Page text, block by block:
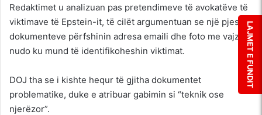
Redaktimet u analizuan pas pretendimeve të avokatëve të
viktimave të Epstein-it, të cilët argumentuan se një pjesë e
dokumenteve përfshinin adresa emaili dhe foto me vajza
nudo ku mund të identifikoheshin viktimat.
DOJ tha se i kishte hequr të gjitha dokumentet
problematike, duke e atribuar gabimin si “teknik ose
njerëzor”.
LAJMET E FUNDIT